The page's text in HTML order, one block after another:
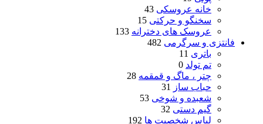
خانه عروسکی 43
سخنگو و حرکتی 15
عروسک های دخترانه 133
فانتزی و سرگرمی 482
باتری 11
تم تولد 0
چتر ، ماگ و قمقمه 28
حباب ساز
31
شعبده و شوخی 53
گیم دستی 32
لباس شخصیت ها 192